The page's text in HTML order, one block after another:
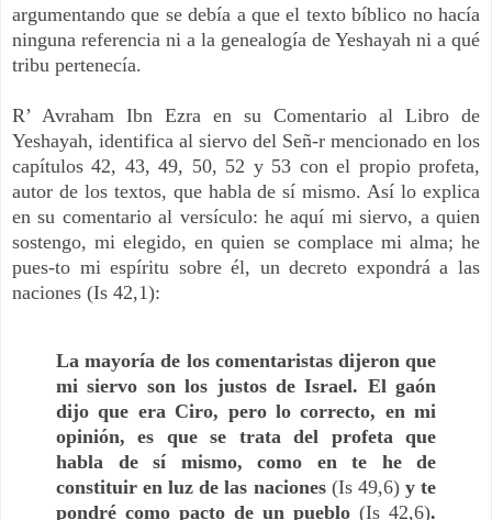
argumentando que se debía a que el texto bíblico no hacía
ninguna referencia ni a la genealogía de Yeshayah ni a qué
tribu pertenecía.
R’ Avraham Ibn Ezra en su Comentario al Libro de
Yeshayah, identifica al siervo del Señ-r mencionado en los
capítulos 42, 43, 49, 50, 52 y 53 con el propio profeta,
autor de los textos, que habla de sí mismo. Así lo explica
en su comentario al versículo: he aquí mi siervo, a quien
sostengo, mi elegido, en quien se complace mi alma; he
pues-to mi espíritu sobre él, un decreto expondrá a las
naciones (Is 42,1):
La mayoría de los comentaristas dijeron que
mi siervo son los justos de Israel. El gaón
dijo que era Ciro, pero lo correcto, en mi
opinión, es que se trata del profeta que
habla de sí mismo, como en te he de
constituir en luz de las naciones (Is 49,6)y te
pondré como pacto de un pueblo (Is 42,6).